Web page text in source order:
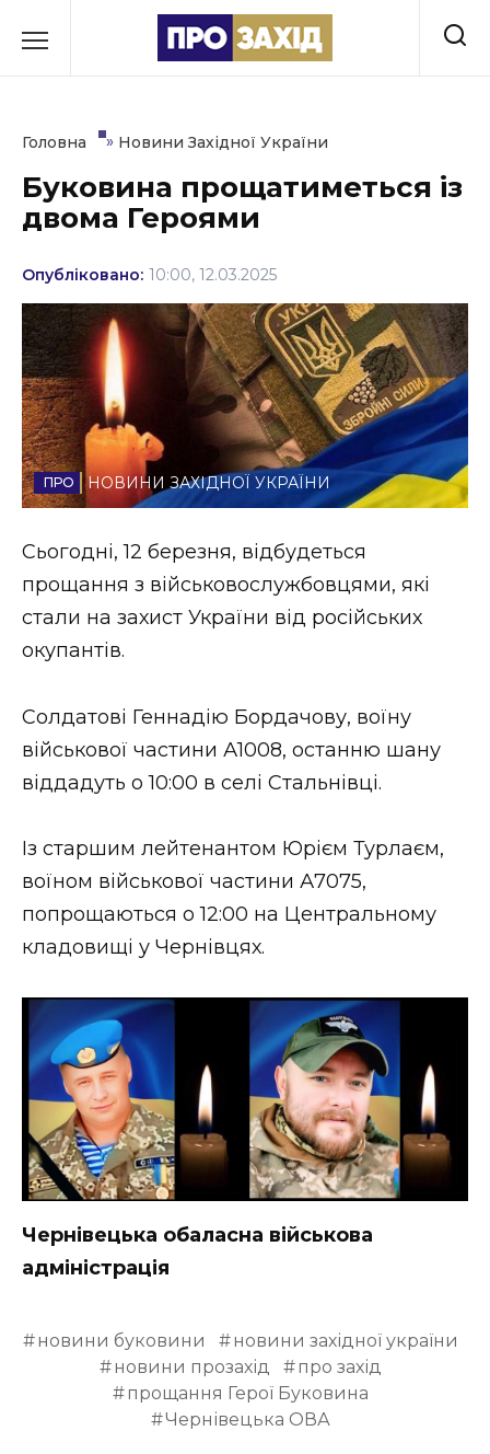
до
Культура
Освіта
Події
Політика
Соціум
Спорт
Стиль життя
Втрачений Ужгород
Втрачений Ужгород (відеоверсія)
ЗАКАРПАТСЬКІ НОВИНИ
ВІДЕО
Головна » Новини Західної України
Буковина прощатиметься із
двома Героями
Опубліковано: 10:00, 12.03.2025
НОВИНИ ЗАХІДНОЇ УКРАЇНИ
Сьогодні, 12 березня, відбудеться
прощання з військовослужбовцями, які
стали на захист України від російських
окупантів.
Солдатові Геннадію Бордачову, воїну
військової частини А1008, останню шану
віддадуть о 10:00 в селі Стальнівці.
Із старшим лейтенантом Юрієм Турлаєм,
воїном військової частини А7075,
попрощаються о 12:00 на Центральному
кладовищі у Чернівцях.
Чернівецька обаласна військова
адміністрація
новини буковини
новини західної україни
новини прозахід
про захід
прощання Герої Буковина
Чернівецька ОВА